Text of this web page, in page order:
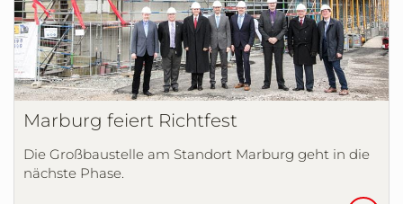
Marburg feiert Richtfest
Die Großbaustelle am Standort Marburg geht in die
nächste Phase.